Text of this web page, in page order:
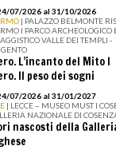
07/2026 al 31/10/2026
| PALAZZO BELMONTE
I PARCO ARCHEOLOGICO
VALLE DEI TEMPLI -
L’incanto del Mito I
Il peso dei sogni
07/2026 al 31/01/2027
| LECCE – MUSEO MUST I
NAZIONALE DI
nascosti della